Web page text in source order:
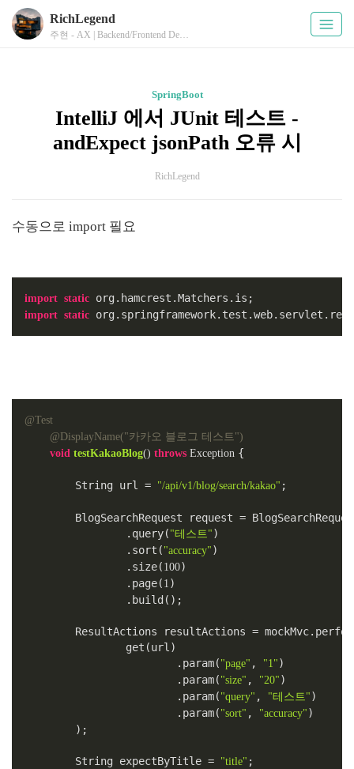
RichLegend
주현 - AX | Backend/Frontend Developer
SpringBoot
IntelliJ 에서 JUnit 테스트 -
andExpect jsonPath 오류 시
RichLegend
수동으로 import 필요
import static
import static
@Test
@DisplayName("카카오 블로그 테스트")
void testKakaoBlog() throws Exception {
        String url =
"/api/v1/blog/search/kakao" ;
BlogSearchRequest request =
                .query(
"테스트" )
                .sort(
"accuracy" )
                .size(
100)
                .page(
1 )
                .build();
ResultActions resultActions =
                get(url)
                        .param(
"page" , "1" )
                        .param(
"size" , "20" )
                        .param(
"query" , "테스트" )
                        .param(
"sort" , "accuracy" )
        );
        String expectByTitle =
"title" ;